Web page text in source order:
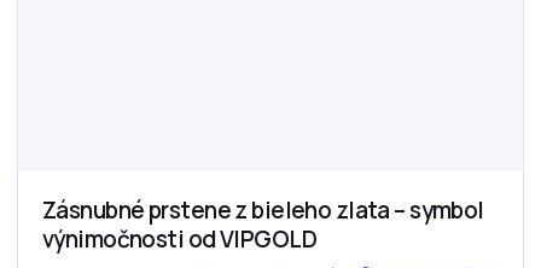
Zásnubné prstene z bieleho zlata – symbol
výnimočnosti od VIPGOLD